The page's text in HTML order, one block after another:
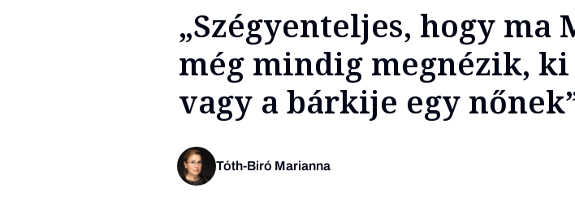
„Szégyenteljes, hogy ma
még mindig megnézik,
vagy a bárkije egy
Tóth-Biró Marianna